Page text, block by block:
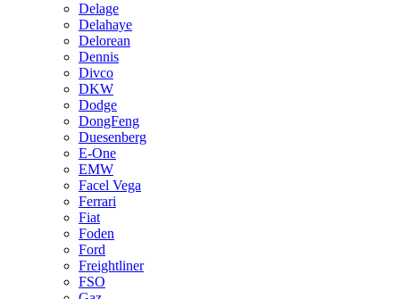
Delage
Delahaye
Delorean
Dennis
Divco
DKW
Dodge
DongFeng
Duesenberg
E-One
EMW
Facel Vega
Ferrari
Fiat
Foden
Ford
Freightliner
FSO